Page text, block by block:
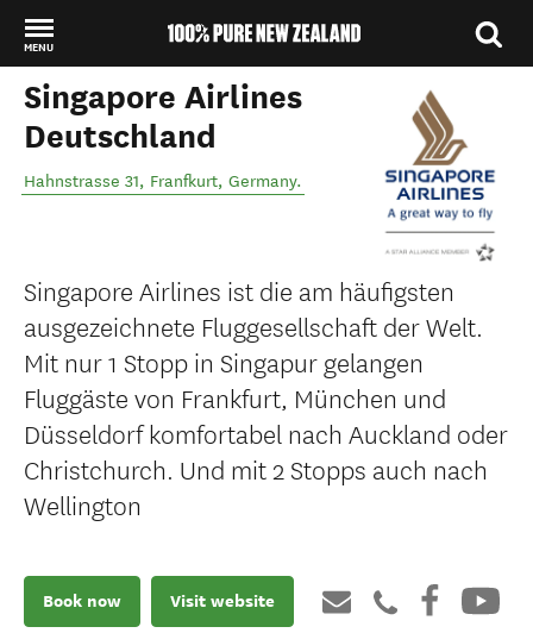
MENU
Back to my results
Singapore Airlines
Deutschland
Hahnstrasse 31, Franfkurt, Germany.
Singapore Airlines ist die am häufigsten
ausgezeichnete Fluggesellschaft der Welt.
Mit nur 1 Stopp in Singapur gelangen
Fluggäste von Frankfurt, München und
Düsseldorf komfortabel nach Auckland oder
Christchurch. Und mit 2 Stopps auch nach
Wellington
Book now Visit website